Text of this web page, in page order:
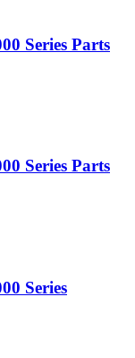
Series Parts
Series Parts
Series